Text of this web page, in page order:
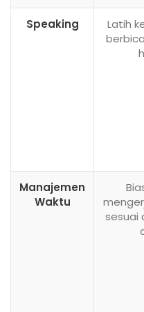
Speaking
Latih
Manajemen
Waktu
sesuai